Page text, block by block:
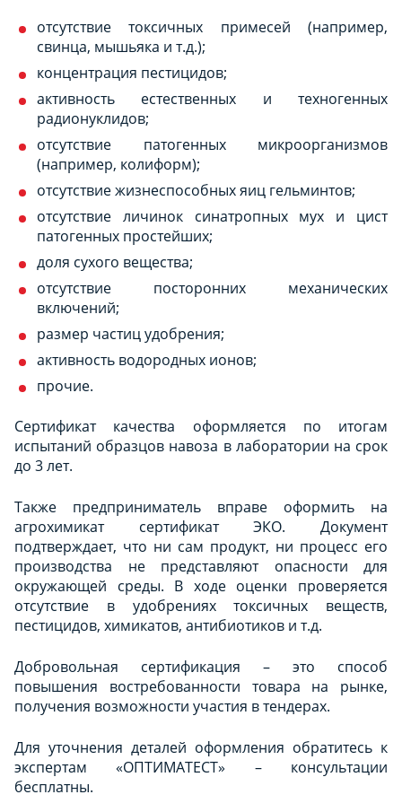
отсутствие токсичных примесей (например,
свинца, мышьяка и т.д.);
концентрация пестицидов;
активность естественных и техногенных
радионуклидов;
отсутствие патогенных микроорганизмов
(например, колиформ);
отсутствие жизнеспособных яиц гельминтов;
отсутствие личинок синатропных мух и цист
патогенных простейших;
доля сухого вещества;
отсутствие посторонних механических
включений;
размер частиц удобрения;
активность водородных ионов;
прочие.
Сертификат качества оформляется по итогам
испытаний образцов навоза в лаборатории на срок
до 3 лет.
Также предприниматель вправе оформить на
агрохимикат сертификат ЭКО. Документ
подтверждает, что ни сам продукт, ни процесс его
производства не представляют опасности для
окружающей среды. В ходе оценки проверяется
отсутствие в удобрениях токсичных веществ,
пестицидов, химикатов, антибиотиков и т.д.
Добровольная сертификация – это способ
повышения востребованности товара на рынке,
получения возможности участия в тендерах.
Для уточнения деталей оформления обратитесь к
экспертам «ОПТИМАТЕСТ» – консультации
бесплатны.